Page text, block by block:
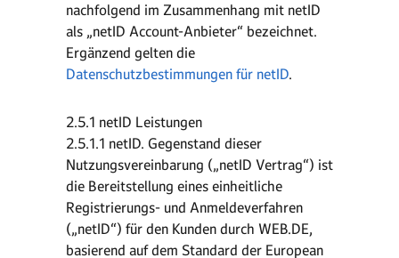
nachfolgend im Zusammenhang mit netID
als „netID Account-Anbieter“ bezeichnet.
Ergänzend gelten die
Datenschutzbestimmungen für netID.
2.5.1 netID Leistungen
2.5.1.1 netID. Gegenstand dieser
Nutzungsvereinbarung („netID Vertrag“) ist
die Bereitstellung eines einheitliche
Registrierungs- und Anmeldeverfahren
(„netID“) für den Kunden durch WEB.DE,
basierend auf dem Standard der European